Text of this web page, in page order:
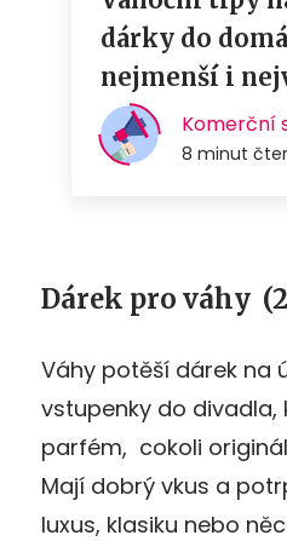
Dárek pro váhy
Váhy potěší dárek na
vstupenky do divadla,
parfém, cokoli
Mají dobrý vkus a
luxus, klasiku nebo